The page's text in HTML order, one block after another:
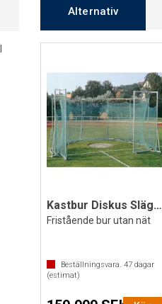
Alternativ
Kastbur Diskus Slägga
Fristående bur utan nät
Beställningsvara. 47 dagar
(estimat)